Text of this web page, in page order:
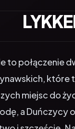
które
miejsc do
a Duńczycy
i szczęście.